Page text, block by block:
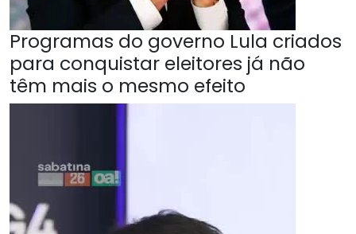
Programas do governo Lula criados
para conquistar eleitores já não
têm mais o mesmo efeito